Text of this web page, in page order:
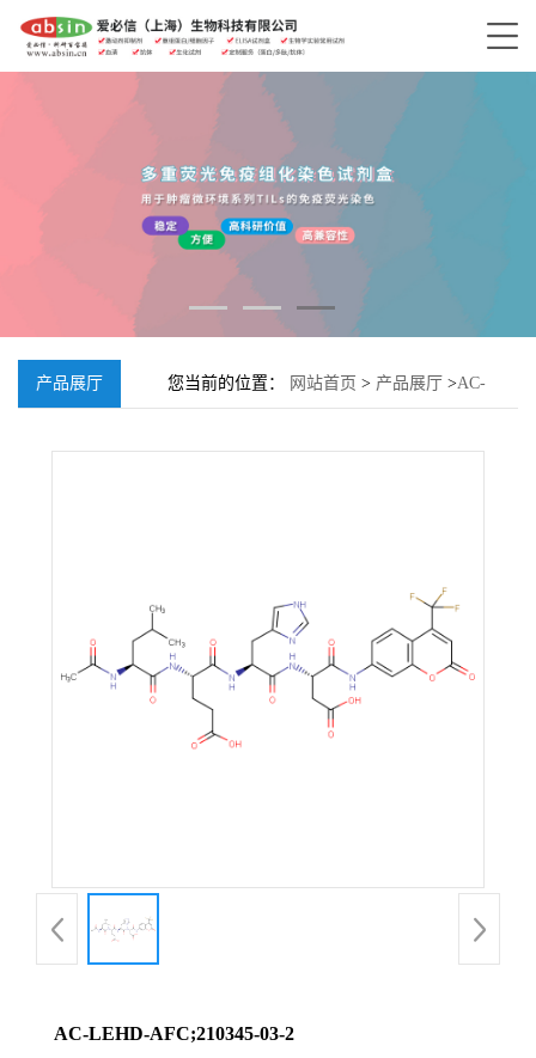
产品展厅 您当前的位置： 网站首页 > 产品展厅 >AC-
AC-LEHD-AFC;210345-03-2